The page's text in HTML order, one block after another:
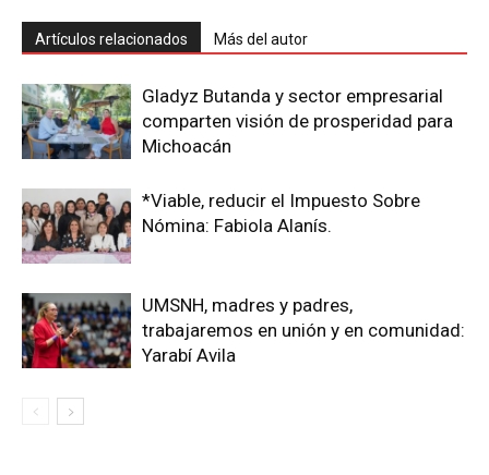
Artículos relacionados Más del autor
Gladyz Butanda y sector empresarial
comparten visión de prosperidad para
Michoacán
*Viable, reducir el Impuesto Sobre
Nómina: Fabiola Alanís.
UMSNH, madres y padres,
trabajaremos en unión y en comunidad:
Yarabí Avila